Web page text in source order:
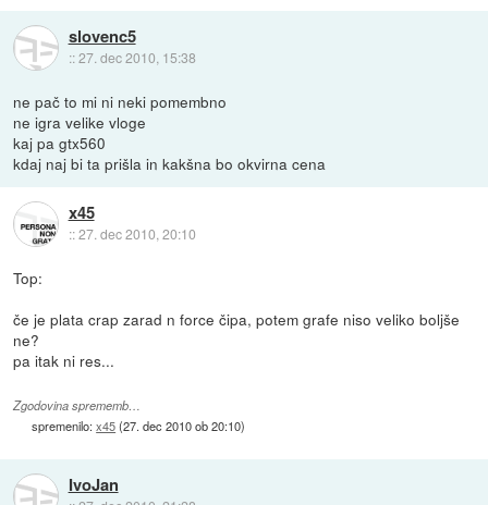
slovenc5
::27. dec 2010, 15:38
ne pač to mi ni neki pomembno
ne igra velike vloge
kaj pa gtx560
kdaj naj bi ta prišla in kakšna bo okvirna cena
x45
::27. dec 2010, 20:10
Top:
če je plata crap zarad n force čipa, potem grafe niso veliko boljše
ne?
pa itak ni res...
Zgodovina sprememb…
spremenilo:x45(27. dec 2010 ob 20:10)
IvoJan